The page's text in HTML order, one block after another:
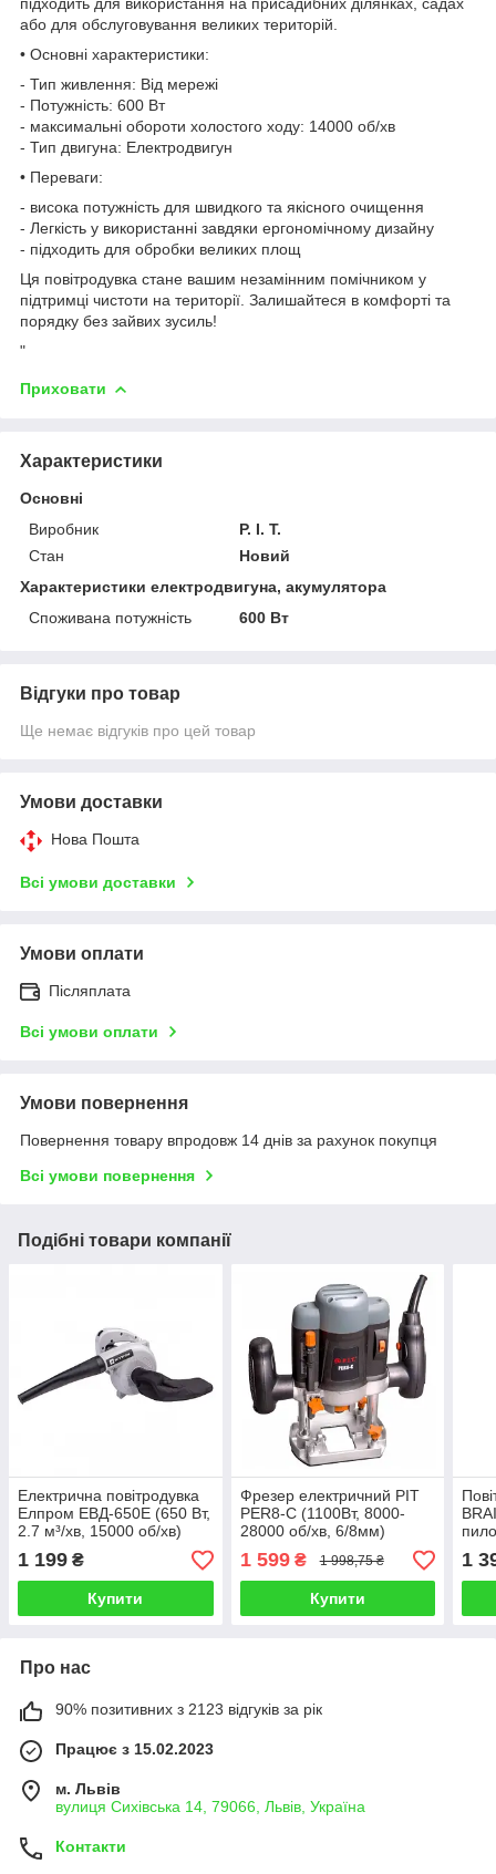
або для обслуговування великих територій.
• Основні характеристики:
- Тип живлення: Від мережі
- Потужність: 600 Вт
- максимальні обороти холостого ходу: 14000 об/хв
- Тип двигуна: Електродвигун
• Переваги:
- висока потужність для швидкого та якісного очищення
- Легкість у використанні завдяки ергономічному дизайну
- підходить для обробки великих площ
Ця повітродувка стане вашим незамінним помічником у
підтримці чистоти на території. Залишайтеся в комфорті та
порядку без зайвих зусиль!
"
Приховати
Характеристики
Основні
Виробник
P. I. T.
Стан
Новий
Характеристики електродвигуна, акумулятора
Споживана потужність
600 Вт
Відгуки про товар
Ще немає відгуків про цей товар
Умови доставки
Нова Пошта
Всі умови доставки
Умови оплати
Післяплата
Всі умови оплати
Умови повернення
Повернення товару впродовж 14 днів за рахунок покупця
Всі умови повернення
Подібні товари компанії
Електрична повітродувка
Елпром ЕВД-650Е (650 Вт,
2.7 м³/хв, 15000 об/хв)
1 199 ₴
Купити
Фрезер електричний PIT
PER8-C (1100Вт, 8000-
28000 об/хв, 6/8мм)
1 599₴ 1 998,75 ₴
Купити
1
Про нас
90% позитивних з 2123 відгуків за рік
Працює з 15.02.2023
м. Львів
вулиця Сихівська 14, 79066, Львів, Україна
Контакти